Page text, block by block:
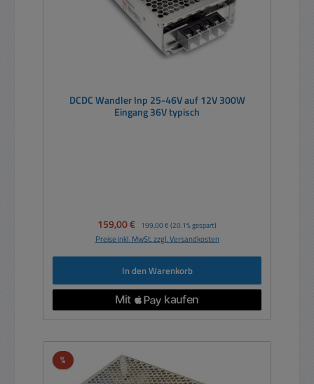
DCDC Wandler Inp 25-46V auf 12V 300W
Eingang 36V typisch
Verkaufspreis:
159,00 € Regulärer Preis:
199,00 € (20.1% gespart)
Preise inkl. MwSt. zzgl. Versandkosten
In den Warenkorb
%Rabatt